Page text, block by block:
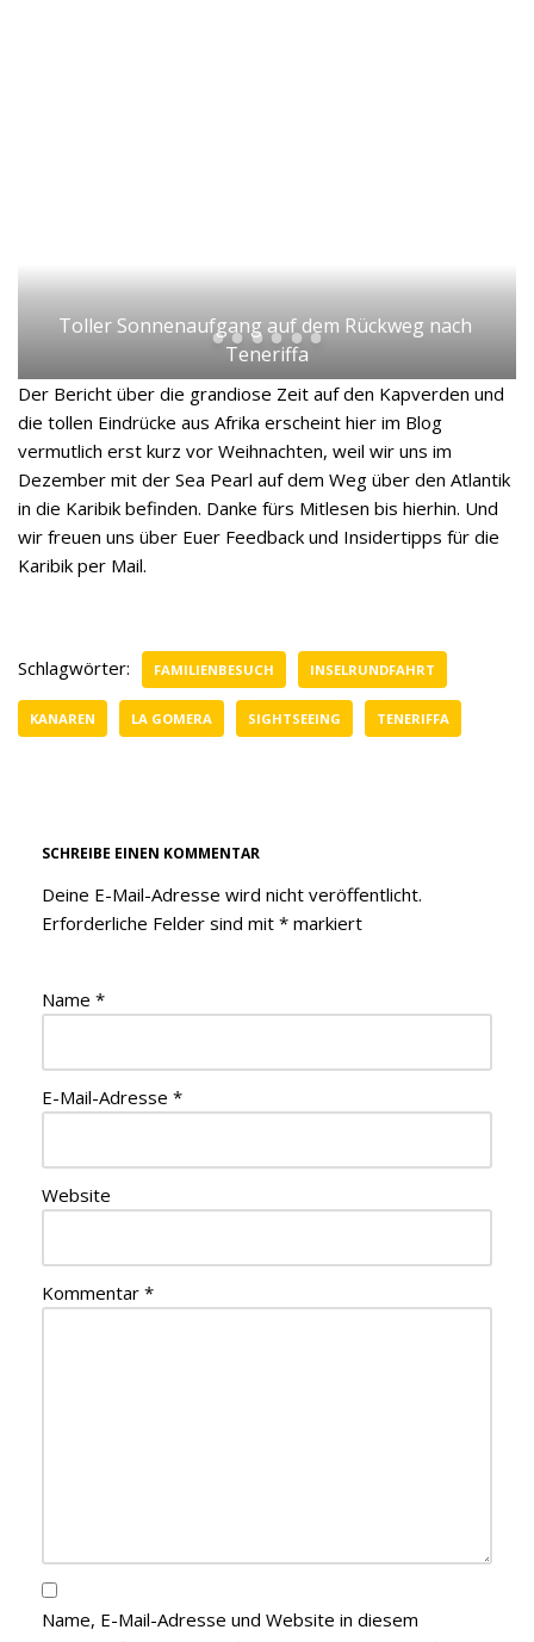
Toller Sonnenaufgang auf dem Rückweg nach
Teneriffa
Der Bericht über die grandiose Zeit auf den Kapverden und
die tollen Eindrücke aus Afrika erscheint hier im Blog
vermutlich erst kurz vor Weihnachten, weil wir uns im
Dezember mit der Sea Pearl auf dem Weg über den Atlantik
in die Karibik befinden. Danke fürs Mitlesen bis hierhin. Und
wir freuen uns über Euer Feedback und Insidertipps für die
Karibik per Mail.
Schlagwörter: FAMILIENBESUCH INSELRUNDFAHRT
KANAREN LA GOMERA SIGHTSEEING TENERIFFA
SCHREIBE EINEN KOMMENTAR
Deine E-Mail-Adresse wird nicht veröffentlicht.
Erforderliche Felder sind mit * markiert
Name *
E-Mail-Adresse *
Website
Kommentar *
Name, E-Mail-Adresse und Website in diesem